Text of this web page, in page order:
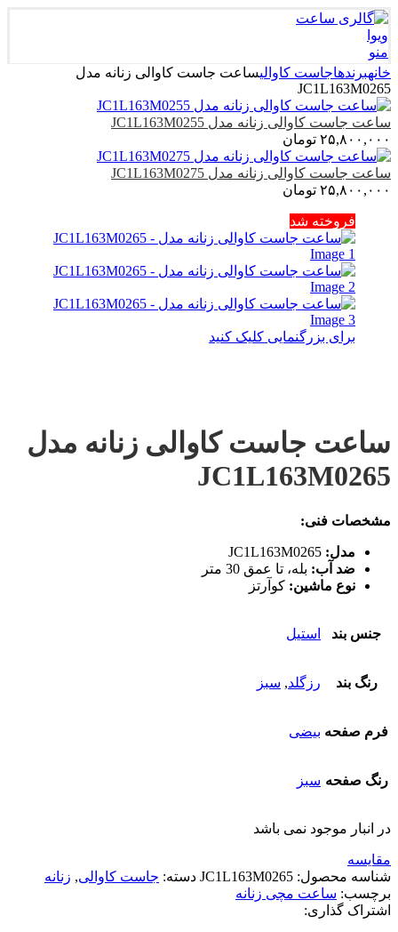
منو
خانهبرندهاجاست کاوالیساعت جاست کاوالی زنانه مدل
JC1L163M0265
ساعت جاست کاوالی زنانه مدل JC1L163M0255
۲۵,۸۰۰,۰۰۰ تومان
ساعت جاست کاوالی زنانه مدل JC1L163M0275
۲۵,۸۰۰,۰۰۰ تومان
فروخته شد
برای بزرگنمایی کلیک کنید
ساعت جاست کاوالی زنانه مدل
JC1L163M0265
مشخصات فنی:
مدل:
ضد آب: بله، تا عمق 30 متر
نوع ماشین: کوآرتز
جنس بند استیل
رنگ بند رزگلد, سبز
فرم صفحه بیضی
رنگ صفحه سبز
در انبار موجود نمی باشد
مقایسه
شناسه محصول: JC1L163M0265 دسته: جاست کاوالی, زنانه
برچسب: ساعت مچی زنانه
اشتراک گذاری: